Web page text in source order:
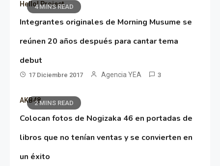
4 MINS READ
Hello! Project
Integrantes originales de Morning Musume se
reúnen 20 años después para cantar tema
debut
17 Diciembre 2017 Agencia YEA 3
2 MINS READ
AKB48
Colocan fotos de Nogizaka 46 en portadas de
libros que no tenían ventas y se convierten en
un éxito